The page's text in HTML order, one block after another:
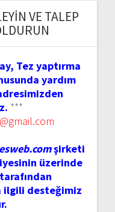
VE TALEP
Tez yaptırma
yardım
***
şirketi
üzerinde
ilgili desteğimiz